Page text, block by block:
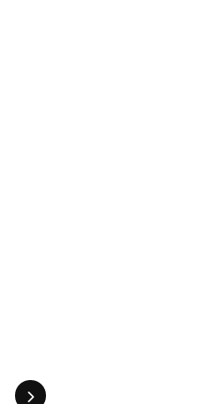
Vorwärts